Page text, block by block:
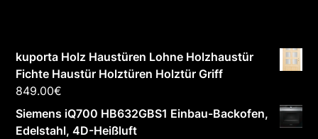
kuporta Holz Haustüren Lohne Holzhaustür
Fichte Haustür Holztüren Holztür Griff
849.00€
Siemens iQ700 HB632GBS1 Einbau-Backofen,
Edelstahl, 4D-Heißluft